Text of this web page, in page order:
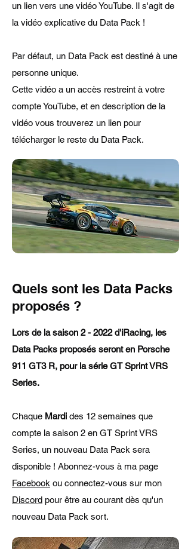
un lien vers une vidéo YouTube. Il s'agit de
la vidéo explicative du Data Pack !
Par défaut, un Data Pack est destiné à une
personne unique.
Cette vidéo a un accès restreint à votre
compte YouTube, et en description de la
vidéo vous trouverez un lien pour
télécharger le reste du Data Pack.​
Quels sont les Data Packs
proposés ?
Lors de la saison 2 - 2022 d'iRacing, les
Data Packs proposés seront en Porsche
911 GT3 R, pour la série GT Sprint VRS
Series.
Chaque Mardi des 12 semaines que
compte la saison 2 en GT Sprint VRS
Series, un nouveau Data Pack sera
disponible ! Abonnez-vous à ma page
Facebook ou connectez-vous sur mon
Discord pour être au courant dès qu'un
nouveau Data Pack sort.